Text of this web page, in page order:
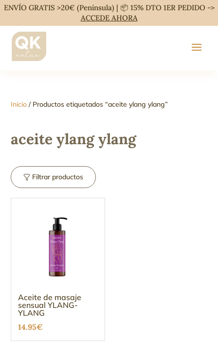
ENVÍO GRATIS >20€ (Península) | 📦 15% DTO 1ER PEDIDO ->
ACCEDE AHORA
Inicio / Productos etiquetados “aceite ylang ylang”
aceite ylang ylang
Filtrar productos
Aceite de masaje
sensual YLANG-
YLANG
14.95€